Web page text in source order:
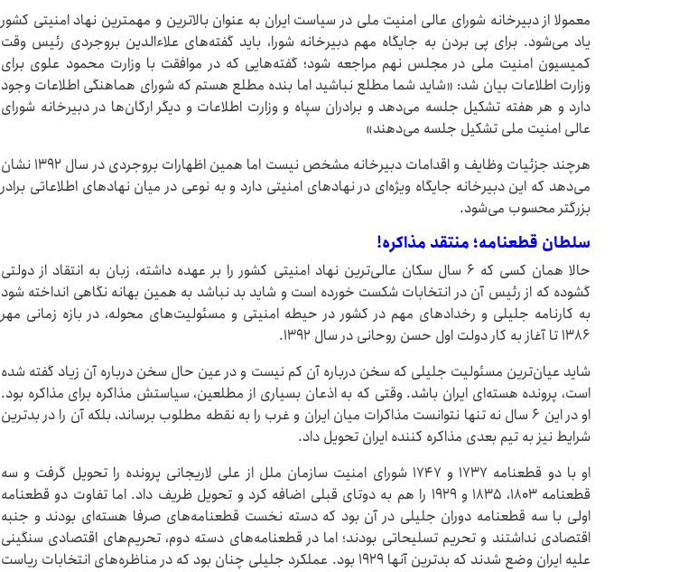
معمولا از دبیرخانه شورای عالی امنیت ملی در سیاست ایران به عنوان بالاترین و مهمترین نهاد امنیتی کشور
یاد می‌شود. برای پی بردن به جایگاه مهم دبیرخانه شورا، باید گفته‌های علاءالدین بروجردی رئیس وقت
کمیسیون امنیت ملی در مجلس نهم مراجعه شود؛ گفته‌هایی که در موافقت با وزارت محمود علوی برای
وزارت اطلاعات بیان شد: «شاید شما مطلع نباشید اما بنده مطلع هستم که شورای هماهنگی اطلاعات وجود
دارد و هر هفته تشکیل جلسه می‌دهد و برادران سپاه و وزارت اطلاعات و دیگر ارگان‌ها در دبیرخانه شورای
عالی امنیت ملی تشکیل جلسه می‌دهند»
هرچند جزئیات وظایف و اقدامات دبیرخانه مشخص نیست اما همین اظهارات بروجردی در سال ۱۳۹۲ نشان
می‌دهد که این دبیرخانه جایگاه ویژه‌ای در نهادهای امنیتی دارد و به نوعی در میان نهادهای اطلاعاتی برادر
بزرگتر محسوب می‌شود.
سلطان قطعنامه؛ منتقد مذاکره!
حالا همان کسی که ۶ سال سکان عالی‌ترین نهاد امنیتی کشور را بر عهده داشته، زبان به انتقاد از دولتی
گشوده که از رئیس آن در انتخابات شکست خورده است و شاید بد نباشد به همین بهانه نگاهی انداخته شود
به کارنامه جلیلی و رخدادهای مهم در کشور در حیطه امنیتی و مسئولیت‌های محوله، در بازه زمانی مهر
۱۳۸۶ تا آغاز به کار دولت اول حسن روحانی در سال ۱۳۹۲.
شاید عیان‌ترین مسئولیت جلیلی که سخن درباره آن کم نیست و در عین حال سخن درباره آن زیاد گفته شده
است، پرونده هسته‌ای ایران باشد. وقتی که به اذعان بسیاری از مطلعین، سیاستش مذاکره برای مذاکره بود.
او در این ۶ سال نه تنها نتوانست مذاکرات میان ایران و غرب را به نقطه مطلوب برساند، بلکه آن را در بدترین
شرایط نیز به تیم بعدی مذاکره کننده ایران تحویل داد.
او با دو قطعنامه ۱۷۳۷ و ۱۷۴۷ شورای امنیت سازمان ملل از علی لاریجانی پرونده را تحویل گرفت و سه
قطعنامه ۱۸۰۳، ۱۸۳۵ و ۱۹۲۹ را هم به دوتای قبلی اضافه کرد و تحویل ظریف داد. اما تفاوت دو قطعنامه
اولی با سه قطعنامه دوران جلیلی در آن بود که دسته نخست قطعنامه‌های صرفا هسته‌ای بودند و جنبه
اقتصادی نداشتند و تحریم تسلیحاتی بودند؛ اما در قطعنامه‌های دسته دوم، تحریم‌های اقتصادی سنگینی
علیه ایران وضع شدند که بدترین آنها ۱۹۲۹ بود. عملکرد جلیلی چنان بود که در مناظره‌های انتخابات ریاست